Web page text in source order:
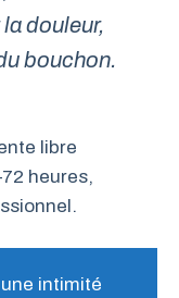
douleur,
bouchon.
libre
heures,
intimité